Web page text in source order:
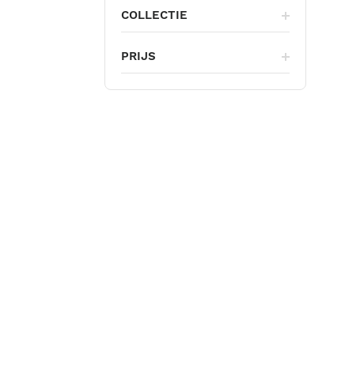
COLLECTIE
PRIJS